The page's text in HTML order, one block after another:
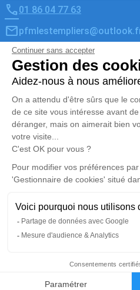
01 86 04 77 63
34 Rue de Chartres - 78610
5/5 - 6 avis
Pompes Funèbres Les
01 30 50 50 51
pfmlestempliers@outlook.fr
Centre Commercial de La
Cézanne - 78990 -
Mentions légales
Politique de traitement des
Politique d’utilisation des
Zone d'intervention
Réalisation et